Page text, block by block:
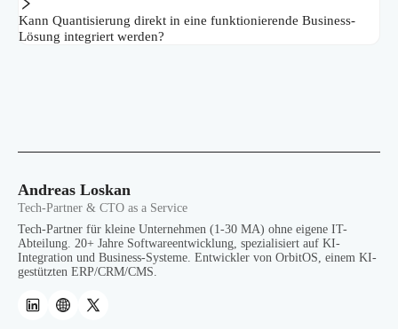
Kann Quantisierung direkt in eine funktionierende Business-
Lösung integriert werden?
Andreas Loskan
Tech-Partner & CTO as a Service
Tech-Partner für kleine Unternehmen (1-30 MA) ohne eigene IT-
Abteilung. 20+ Jahre Softwareentwicklung, spezialisiert auf KI-
Integration und Business-Systeme. Entwickler von OrbitOS, einem KI-
gestützten ERP/CRM/CMS.